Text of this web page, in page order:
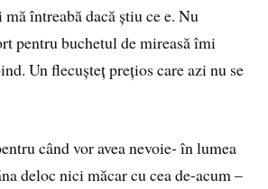
întreabă dacă știu ce e. Nu
pentru buchetul de mireasă îmi
Un flecușteț prețios care azi nu se
când vor avea nevoie- în lumea
deloc nici măcar cu cea de-acum –